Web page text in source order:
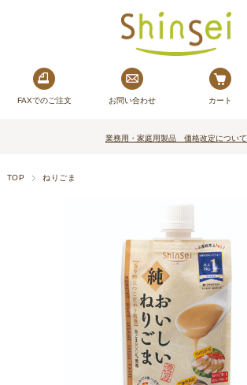
FAXでのご注文 お問い合わせ カート
業務用・家庭用製品 価格改定について
TOP ねりごま